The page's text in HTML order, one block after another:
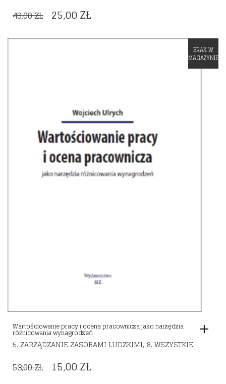
49,00ZŁ ORIGINAL
WAS:
25,00ZŁCURRENT
IS:
BRAK W
MAGAZYNIE
Wartościowanie pracy i ocena pracownicza jako narzędzia
różnicowania wynagrodzeń
5. ZARZĄDZANIE ZASOBAMI LUDZKIMI, 8. WSZYSTKIE
53,00ZŁ ORIGINAL
15,00ZŁCURRENT